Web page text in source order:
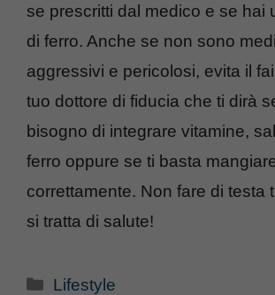
se prescritti dal medico e se hai
di ferro. Anche se non sono
aggressivi e pericolosi, evita il fai
tuo dottore di fiducia che ti dirà
bisogno di integrare vitamine,
ferro oppure se ti basta
correttamente. Non fare di testa
si tratta di salute!
Categorie
Lifestyle